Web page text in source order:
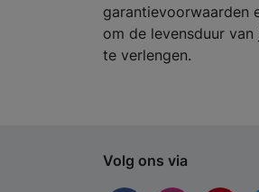
garantievoorwaarden
om de levensduur
te verlengen.
Volg ons via